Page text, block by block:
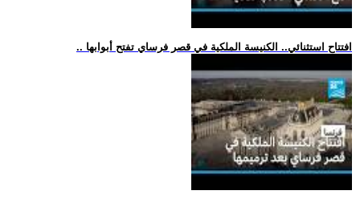
.. افتتاح استثنائي.. الكنيسة الملكية في قصر فرساي تفتح أبوابها